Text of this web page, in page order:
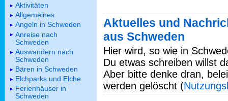
Aktuelles und
aus Schweden
Hier wird, so wie in
Du etwas schreiben willst
Aber bitte denke dran,
werden gelöscht (
Aktivitäten
Allgemeines
Angeln in Schweden
Anreise nach
Schweden
Auswandern nach
Schweden
Bären in Schweden
Elchparks und Elche
Ferienhäuser in
Schweden